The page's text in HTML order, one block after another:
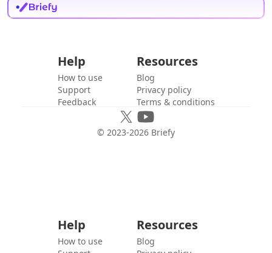
Help
How to use
Support
Feedback
Resources
Blog
Privacy policy
Terms & conditions
© 2023-2026 Briefy
Help
How to use
Resources
Blog